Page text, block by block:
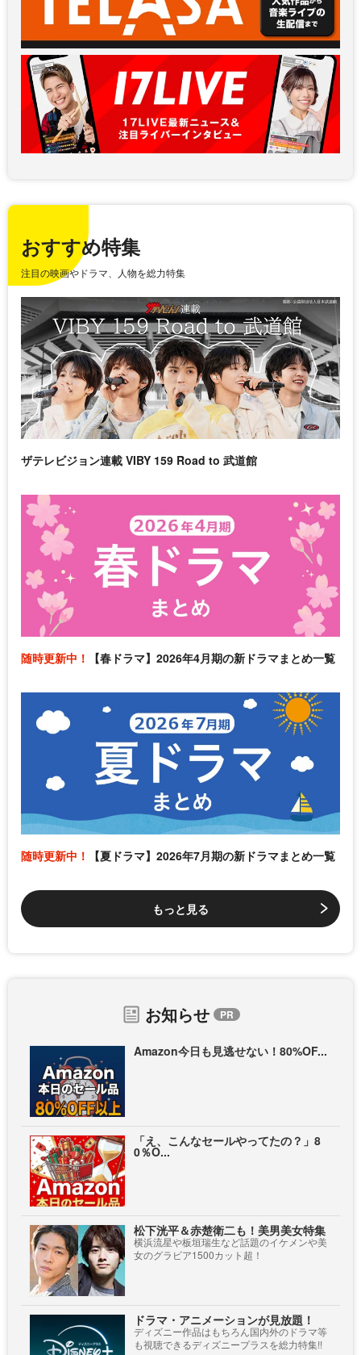
おすすめ特集
注目の映画やドラマ、人物を総力特集
ザテレビジョン連載 VIBY 159 Road to 武道館
随時更新中！ 【春ドラマ】2026年4月期の新ドラマまとめ一覧
随時更新中！ 【夏ドラマ】2026年7月期の新ドラマまとめ一覧
もっと見る
お知らせ
Amazon今日も見逃せない！80%OF...
「え、こんなセールやってたの？」8
0％O...
松下洸平＆赤楚衛二も！美男美女特集
横浜流星や板垣瑞生など話題のイケメンや美
女のグラビア1500カット超！
ドラマ・アニメーションが見放題！
ディズニー作品はもちろん国内外のドラマ等
も視聴できるディズニープラスを総力特集!!